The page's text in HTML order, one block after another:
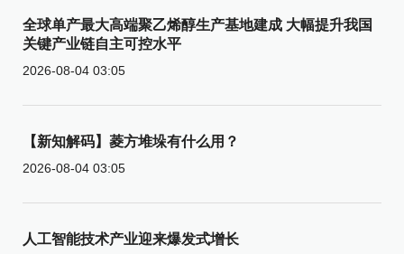
全球单产最大高端聚乙烯醇生产基地建成 大幅提升我国
关键产业链自主可控水平
2026-08-04 03:05
【新知解码】菱方堆垛有什么用？
2026-08-04 03:05
人工智能技术产业迎来爆发式增长